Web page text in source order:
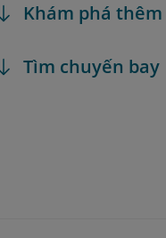
Khám phá thêm
Tìm chuyến bay